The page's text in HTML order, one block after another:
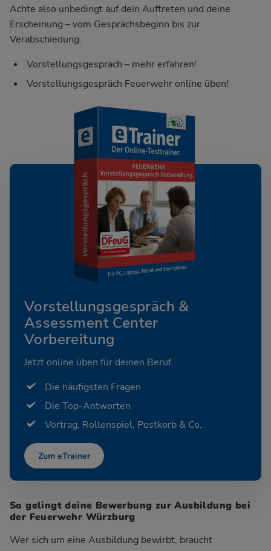
Achte also unbedingt auf dein Auftreten und deine
Erscheinung – vom Gesprächsbeginn bis zur
Verabschiedung.
Vorstellungsgespräch – mehr erfahren!
Vorstellungsgespräch Feuerwehr online üben!
Vorstellungsgespräch &
Assessment Center
Vorbereitung
Jetzt online üben für deinen Beruf.
Die häufigsten Fragen
Die Top-Antworten
Vortrag, Rollenspiel, Postkorb & Co.
Zum eTrainer
So gelingt deine Bewerbung zur Ausbildung bei
der Feuerwehr Würzburg
Wer sich um eine Ausbildung bewirbt, braucht